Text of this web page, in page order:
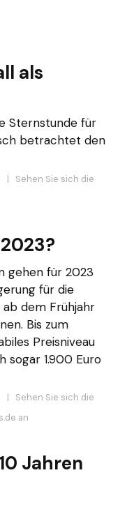
als
Sternstunde für
betrachtet den
| Sehen Sie sich die
gehen für 2023
für die
ab dem Frühjahr
Bis zum
Preisniveau
sogar 1.900 Euro
| Sehen Sie sich die
an
Jahren